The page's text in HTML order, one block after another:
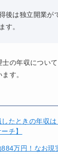
後は独立開業が
す。
の年収につい
す。
たときの年収は
チ】
万円！なお現